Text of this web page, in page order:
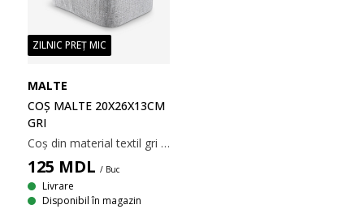
ZILNIC PREȚ MIC
MALTE
COȘ MALTE 20X26X13CM
GRI
Coș din material textil gri deschis cu mâner practic. Forma sa compactă se potrivește perfect în dulapuri sau pe rafturi. Ideal pentru a depozita accesorii în hol, sufragerie sau dormitor. 20x26x13 cm
125 MDL / Buc
Livrare
Disponibil în magazin